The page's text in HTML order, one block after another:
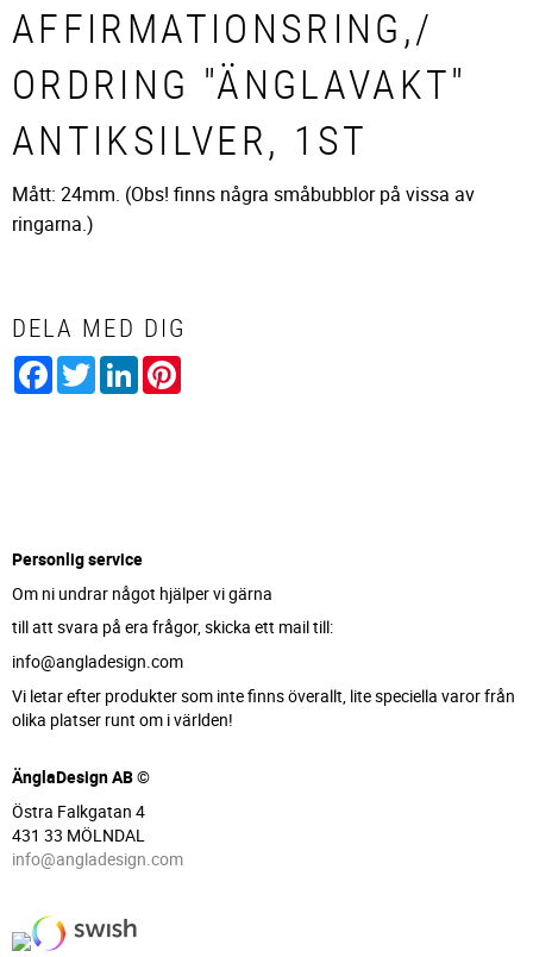
AFFIRMATIONSRING,/
ORDRING "ÄNGLAVAKT"
ANTIKSILVER, 1ST
Mått: 24mm. (Obs! finns några småbubblor på vissa av
ringarna.)
DELA MED DIG
Facebook
TwitterLinkedIn
Personlig service
Om ni undrar något hjälper vi gärna
till att svara på era frågor, skicka ett mail till:
info@angladesign.com
Vi letar efter produkter som inte finns överallt, lite speciella varor från
olika platser runt om i världen!
ÄnglaDesign AB ©
Östra Falkgatan 4
431 33 MÖLNDAL
info@angladesign.com